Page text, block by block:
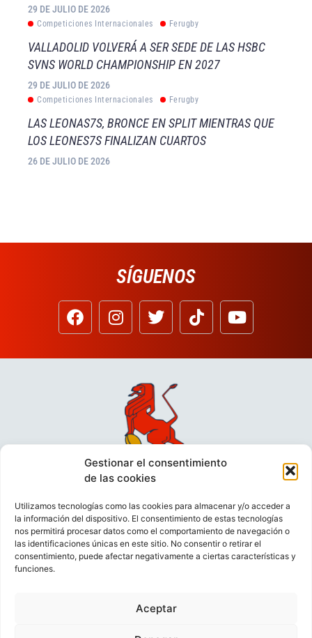
Gestionar el consentimiento
de las cookies
Utilizamos tecnologías como las cookies para almacenar y/o acceder a
la información del dispositivo. El consentimiento de estas tecnologías
nos permitirá procesar datos como el comportamiento de navegación o
las identificaciones únicas en este sitio. No consentir o retirar el
consentimiento, puede afectar negativamente a ciertas características y
funciones.
Aceptar
29 DE JULIO DE 2026
Competiciones Internacionales Ferugby
VALLADOLID VOLVERÁ A SER SEDE DE LAS HSBC
SVNS WORLD CHAMPIONSHIP EN 2027
29 DE JULIO DE 2026
Competiciones Internacionales Ferugby
LAS LEONAS7S, BRONCE EN SPLIT MIENTRAS QUE
LOS LEONES7S FINALIZAN CUARTOS
26 DE JULIO DE 2026
SÍGUENOS
VIDEOCONFERENCIAS
POLÍTICA DE PRIVACIDAD